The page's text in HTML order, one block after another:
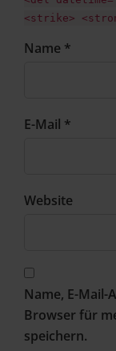
<strike>
Name *
E-Mail *
Website
Name, E-Mail-
Browser für
speichern.